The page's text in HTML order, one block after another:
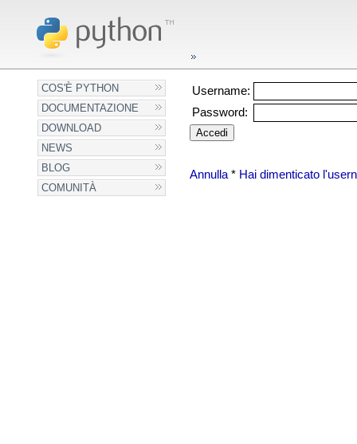
COS'È PYTHON
DOCUMENTAZIONE
DOWNLOAD
NEWS
BLOG
COMUNITÀ
Username:
Password:
Annulla* Hai dimenticato